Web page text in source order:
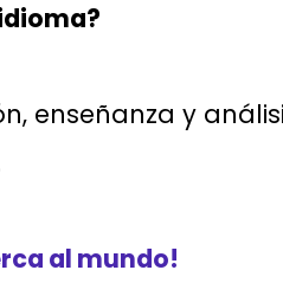
enseñanza y
al mundo!